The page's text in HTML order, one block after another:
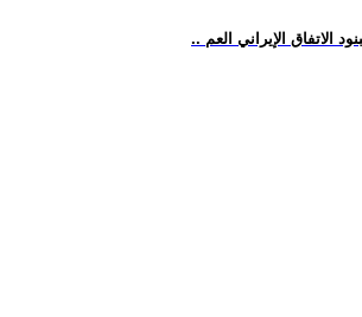
الاتفاق الإيراني العم